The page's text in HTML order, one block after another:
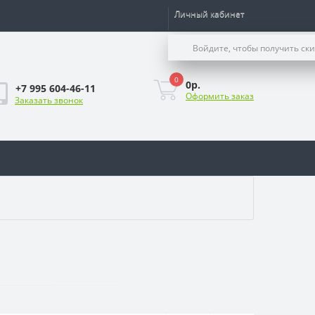
Личный кабинет
Войдите, чтобы получить
+7 995 604-46-11
Заказать звонок
0 0р.
Оформить заказ